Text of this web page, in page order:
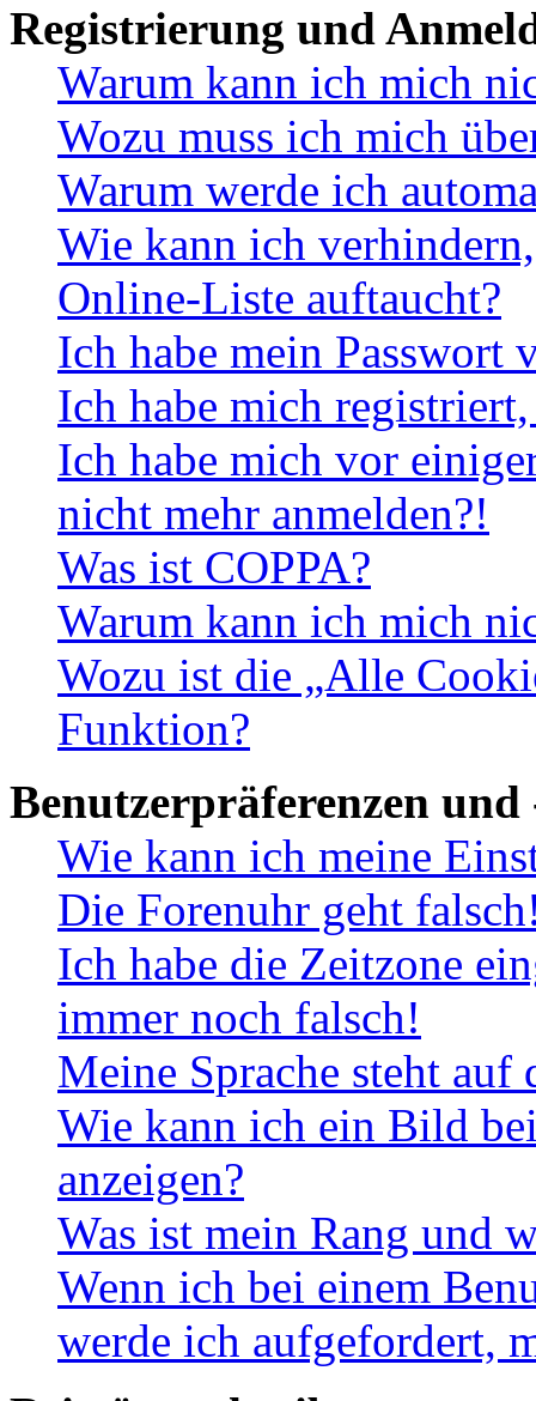
Registrierung und
Warum kann ich mich
Wozu muss ich mich
Warum werde ich
Wie kann ich
Online-Liste auftaucht?
Ich habe mein Passwort
Ich habe mich
Ich habe mich vor
nicht mehr anmelden?!
Was ist COPPA?
Warum kann ich mich
Wozu ist die „Alle
Funktion?
Benutzerpräferenzen und
Wie kann ich meine
Die Forenuhr geht
Ich habe die Zeitzone
immer noch falsch!
Meine Sprache steht
Wie kann ich ein Bild
anzeigen?
Was ist mein Rang und
Wenn ich bei einem
werde ich aufgefordert,